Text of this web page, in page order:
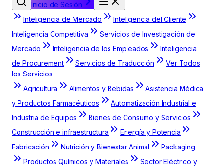
Inicio de Sesión
Inteligencia de Mercado
Inteligencia del Cliente
Inteligencia Competitiva
Servicios de Investigación de
Mercado
Inteligencia de los Empleados
Inteligencia
de Procurement
Servicios de Traducción
Ver Todos
los Servicios
Agricultura
Alimentos y Bebidas
Asistencia Médica
y Productos Farmacéuticos
Automatización Industrial e
Industria de Equipos
Bienes de Consumo y Servicios
Construcción e infraestructura
Energía y Potencia
Fabricación
Nutrición y Bienestar Animal
Packaging
Productos Químicos y Materiales
Sector Eléctrico y